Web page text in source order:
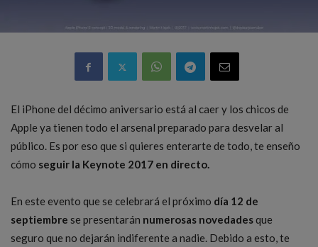
El iPhone del décimo aniversario está al caer y los chicos de
Apple ya tienen todo el arsenal preparado para desvelar al
público. Es por eso que si quieres enterarte de todo, te enseño
cómo seguir la Keynote 2017 en directo.
En este evento que se celebrará el próximo día 12 de
septiembre se presentarán numerosas novedadesque
seguro que no dejarán indiferente a nadie. Debido a esto, te